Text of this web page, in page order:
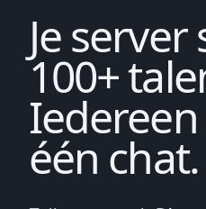
Je
100+
één chat.